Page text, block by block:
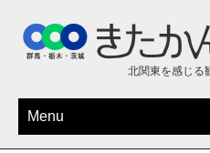
北関東を感じる
Menu